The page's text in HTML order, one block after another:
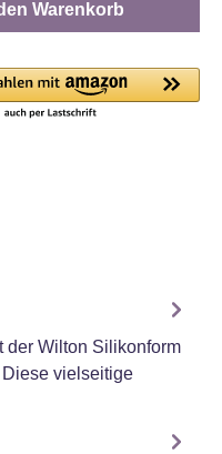
Warenkorb
der Wilton Silikonform
Diese vielseitige